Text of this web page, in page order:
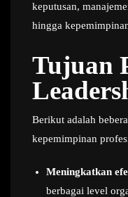
keputusan,
hingga
Tujuan
Berikut adalah
kepemimpinan
Meningkatkan
berbagai level